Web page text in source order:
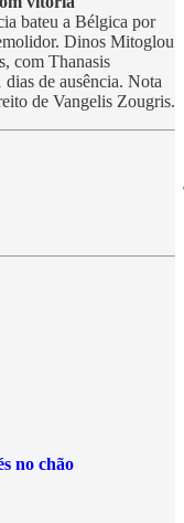
bateu a Bélgica por
Dinos Mitoglou
com Thanasis
de ausência. Nota
de Vangelis Zougris.
no chão